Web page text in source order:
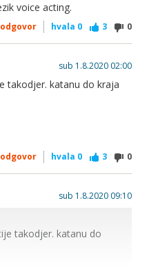
voice acting.
odgovor hvala 0 3 0
sub 1.8.2020 02:00
takodjer. katanu do kraja
odgovor hvala 0 3 0
sub 1.8.2020 09:10
takodjer. katanu do